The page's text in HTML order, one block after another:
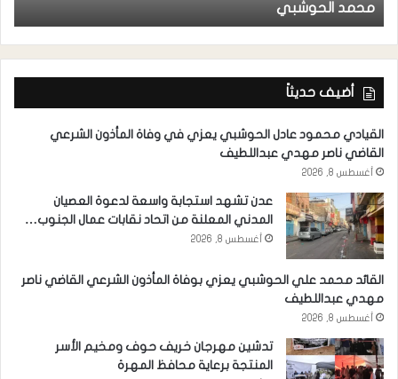
محمد الحوشبي
أضيف حديثاً
القيادي محمود عادل الحوشبي يعزي في وفاة المأذون الشرعي
القاضي ناصر مهدي عبداللطيف
أغسطس 8, 2026
عدن تشهد استجابة واسعة لدعوة العصيان
المدني المعلنة من اتحاد نقابات عمال الجنوب…
أغسطس 8, 2026
القائد محمد علي الحوشبي يعزي بوفاة المأذون الشرعي القاضي ناصر
مهدي عبداللطيف
أغسطس 8, 2026
تدشين مهرجان خريف حوف ومخيم الأسر
المنتجة برعاية محافظ المهرة